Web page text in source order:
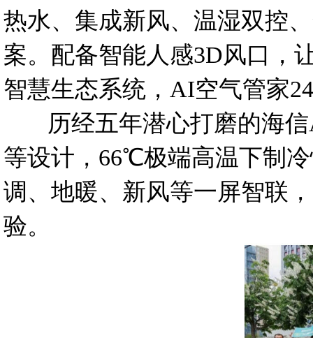
热水、集成新风、温湿双控
案。配备智能人感3D风口，
智慧生态系统，AI空气管家
历经五年潜心打磨的海信
等设计，66℃极端高温下制
调、地暖、新风等一屏智联
验。